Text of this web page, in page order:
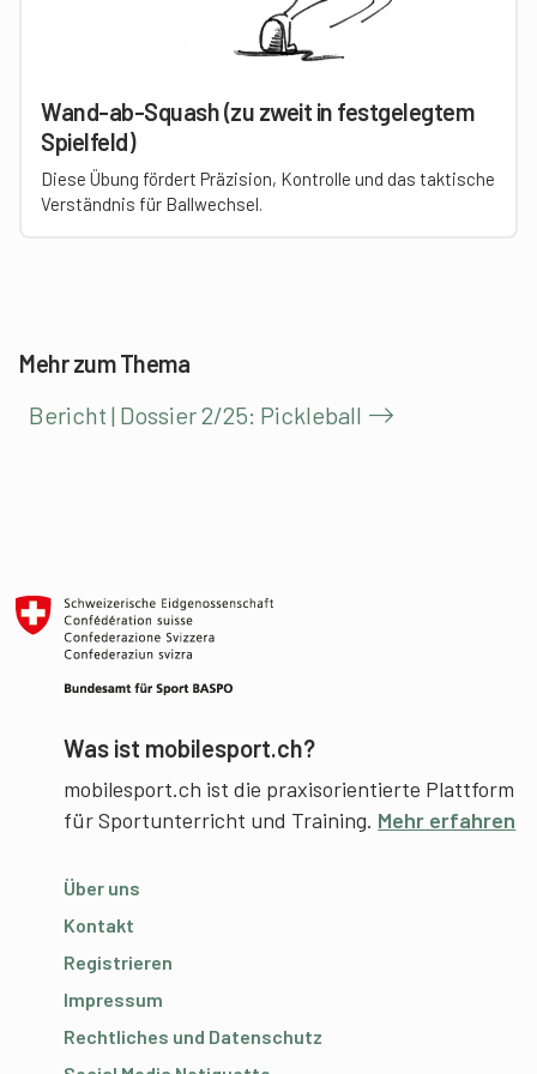
Wand-ab-Squash (zu zweit in festgelegtem
Spielfeld)
Diese Übung fördert Präzision, Kontrolle und das taktische
Verständnis für Ballwechsel.
Mehr zum Thema
Bericht | Dossier 2/25: Pickleball
Was ist mobilesport.ch?
mobilesport.ch ist die praxisorientierte Plattform
für Sportunterricht und Training. Mehr erfahren
Über uns
Kontakt
Registrieren
Impressum
Rechtliches und Datenschutz